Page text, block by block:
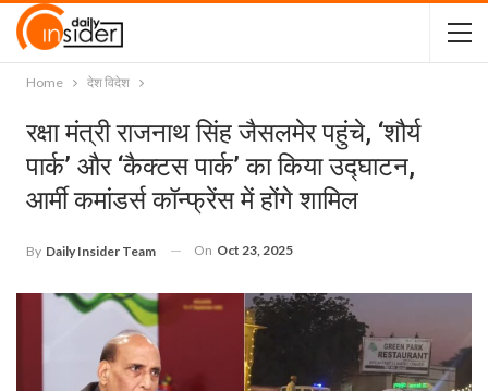
Home देश विदेश
रक्षा मंत्री राजनाथ सिंह जैसलमेर पहुंचे, ‘शौर्य
पार्क’ और ‘कैक्टस पार्क’ का किया उद्घाटन,
आर्मी कमांडर्स कॉन्फ्रेंस में होंगे शामिल
By Daily Insider Team On Oct 23, 2025